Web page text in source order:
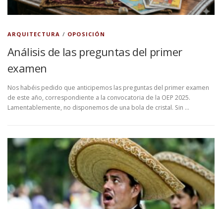
ARQUITECTURA / OPOSICIÓN
Análisis de las preguntas del primer
examen
Nos habéis pedido que anticipemos las preguntas del primer examen
de este año, correspondiente a la convocatoria de la OEP 2025.
Lamentablemente, no disponemos de una bola de cristal. Sin …